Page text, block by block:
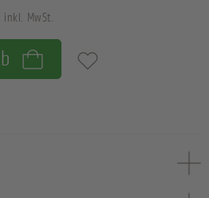
inkl. MwSt.
Zum Merkzettel hinzufügen